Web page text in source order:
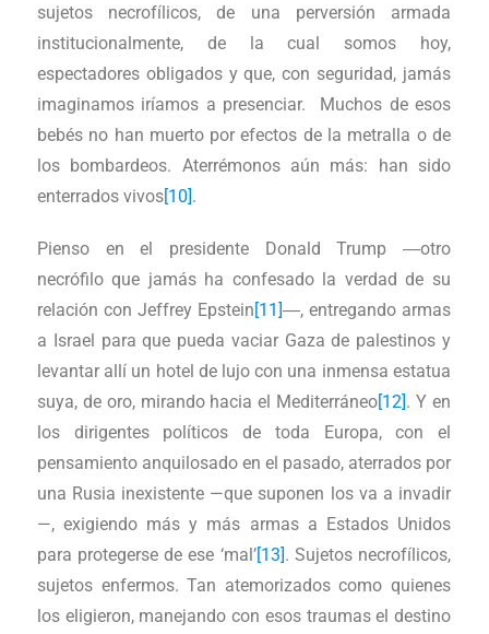
sujetos necrofílicos, de una perversión armada
institucionalmente, de la cual somos hoy,
espectadores obligados y que, con seguridad, jamás
imaginamos iríamos a presenciar. Muchos de esos
bebés no han muerto por efectos de la metralla o de
los bombardeos. Aterrémonos aún más: han sido
enterrados vivos[10].
Pienso en el presidente Donald Trump ―otro
necrófilo que jamás ha confesado la verdad de su
relación con Jeffrey Epstein[11]―, entregando armas
a Israel para que pueda vaciar Gaza de palestinos y
levantar allí un hotel de lujo con una inmensa estatua
suya, de oro, mirando hacia el Mediterráneo[12]. Y en
los dirigentes políticos de toda Europa, con el
pensamiento anquilosado en el pasado, aterrados por
una Rusia inexistente —que suponen los va a invadir
—, exigiendo más y más armas a Estados Unidos
para protegerse de ese ‘mal’[13]. Sujetos necrofílicos,
sujetos enfermos. Tan atemorizados como quienes
los eligieron, manejando con esos traumas el destino